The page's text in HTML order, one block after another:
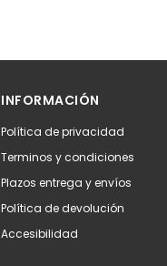
INFORMACIÓN
Política de privacidad
Terminos y condiciones
Plazos entrega y envíos
Política de devolución
Accesibilidad